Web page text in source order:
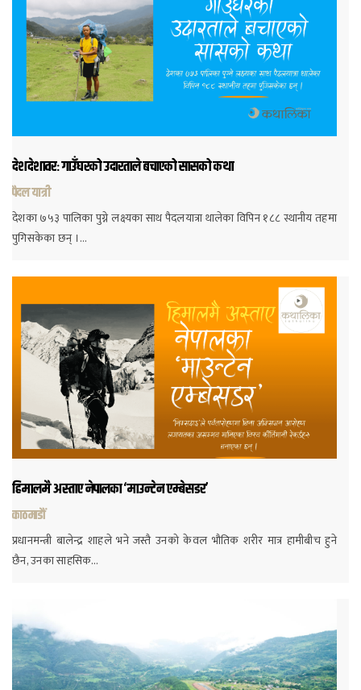
देशदेशावरः गाउँघरको उदारताले बचाएको सासको कथा
पैदल यात्री
देशका ७५३ पालिका पुग्ने लक्ष्यका साथ पैदलयात्रा थालेका विपिन १८८ स्थानीय तहमा
पुगिसकेका छन् ।…
हिमालमै अस्ताए नेपालका ‘माउन्टेन एम्बेसडर’
काठमाडौं
प्रधानमन्त्री बालेन्द्र शाहले भने जस्तै उनको केवल भौतिक शरीर मात्र हामीबीच हुने
छैन, उनका साहसिक…